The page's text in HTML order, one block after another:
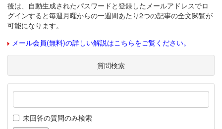
後は、自動生成されたパスワードと登録したメールアドレスでロ
グインすると毎週月曜からの一週間あたり2つの記事の全文閲覧が
可能になります。
メール会員(無料)の詳しい解説はこちらをご覧ください。
質問検索
未回答の質問のみ検索